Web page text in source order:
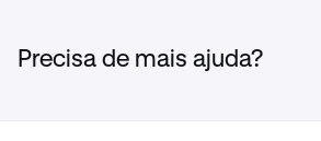
Precisa de mais ajuda?